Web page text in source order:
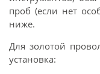
проб (если нет
ниже.
Для золотой
установка: